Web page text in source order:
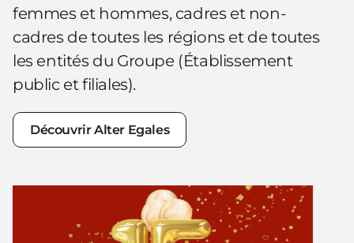
femmes et hommes, cadres et non-
cadres de toutes les régions et de toutes
les entités du Groupe (Établissement
public et filiales).
Découvrir Alter Egales